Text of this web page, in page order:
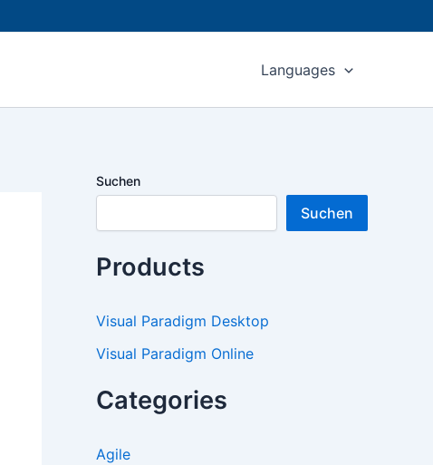
Languages
Suchen
Suchen
Products
Visual Paradigm Desktop
Visual Paradigm Online
Categories
Agile